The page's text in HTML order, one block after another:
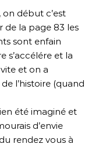
début c’est
la page 83 les
sont enfain
s’accélére et la
et on a
l’histoire (quand
été imaginé et
d’envie
rendez vous à